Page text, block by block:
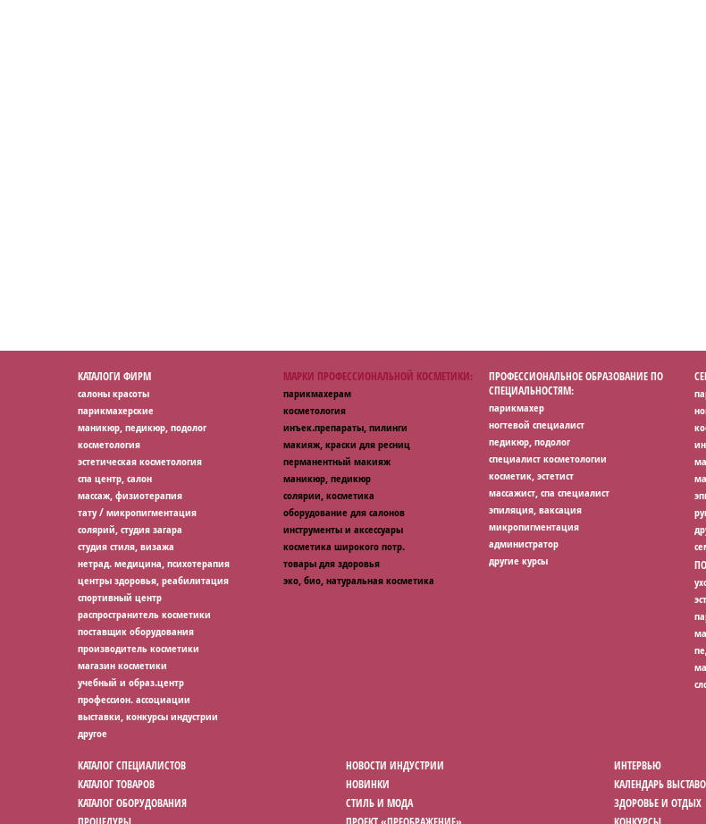
КАТАЛОГИ ФИРМ
салоны красоты
парикмахерские
маникюр, педикюр, подолог
косметология
эстетическая косметология
спа центр, салон
массаж, физиотерапия
тату / микропигментация
солярий, студия загара
студия стиля, визажа
нетрад. медицина, психотерапия
центры здоровья, реабилитация
спортивный центр
распространитель косметики
поставщик оборудования
производитель косметики
магазин косметики
учебный и образ.центр
профессион. ассоциации
выставки, конкурсы индустрии
другое
МАРКИ ПРОФЕССИОНАЛЬНОЙ КОСМЕТИКИ:
парикмахерам
косметология
инъек.препараты, пилинги
макияж, краски для ресниц
перманентный макияж
маникюр, педикюр
солярии, косметика
оборудование для салонов
инструменты и аксессуары
косметика широкого потр.
товары для здоровья
эко, био, натуральная косметика
ПРОФЕССИОНАЛЬНОЕ ОБРАЗОВАНИЕ ПО
СПЕЦИАЛЬНОСТЯМ:
парикмахер
ногтевой специалист
педикюр, подолог
специалист косметологии
косметик, эстетист
массажист, спа специалист
эпиляция, ваксация
микропигментация
администратор
другие курсы
КАТАЛОГ СПЕЦИАЛИСТОВ
КАТАЛОГ ТОВАРОВ
КАТАЛОГ ОБОРУДОВАНИЯ
НОВОСТИ ИНДУСТРИИ
НОВИНКИ
СТИЛЬ И МОДА
ИНТЕРВЬЮ
КАЛЕНДАРЬ
ЗДОРОВЬЕ И ОТДЫХ